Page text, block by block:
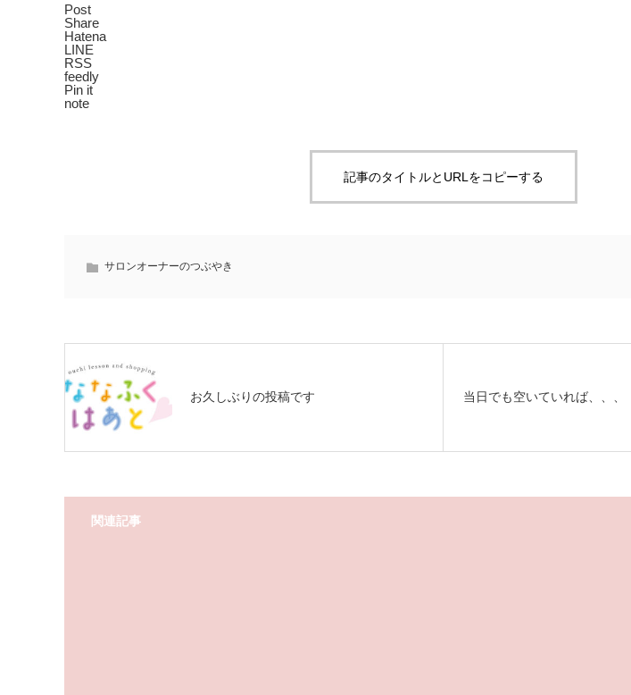
Post
Share
Hatena
LINE
RSS
feedly
Pin it
note
記事のタイトルとURLをコピーする
サロンオーナーのつぶやき
お久しぶりの投稿です 当日でも空いていれば、、、
関連記事